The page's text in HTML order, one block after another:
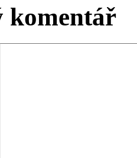
komentář